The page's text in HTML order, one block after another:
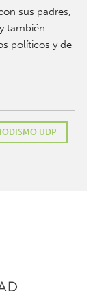
sus padres,
también
políticos y de
UDP